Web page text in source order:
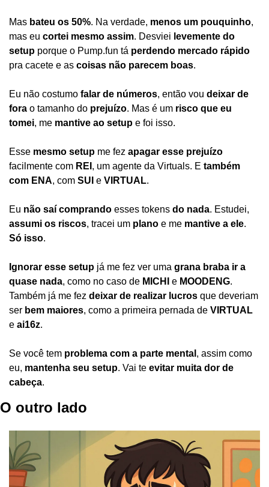
Mas bateu os 50%. Na verdade, menos um pouquinho,
mas eu cortei mesmo assim. Desviei levemente do
setup porque o Pump.fun tá perdendo mercado rápido
pra cacete e as coisas não parecem boas.
Eu não costumo falar de números, então vou deixar de
fora o tamanho do prejuízo. Mas é um risco que eu
tomei, me mantive ao setup e foi isso.
Esse mesmo setup me fez apagar esse prejuízo
facilmente com REI , um agente da Virtuals. E também
com ENA, com SUI e VIRTUAL.
Eu não saí comprando esses tokens do nada
assumi os riscos, tracei um plano e me mantive a ele
Só isso.
Ignorar esse setup já me fez ver uma grana braba ir a
quase nada, como no caso de MICHI e MOODENG.
Também já me fez deixar de realizar lucros que deveriam
ser bem maiores, como a primeira pernada de VIRTUAL
e ai16z.
Se você tem problema com a parte mental , assim como
eu, mantenha seu setup. Vai te evitar muita dor de
cabeça.
O outro lado